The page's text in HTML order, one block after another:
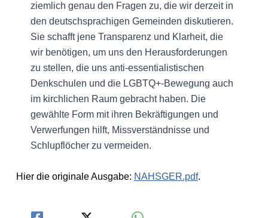
ziemlich genau den Fragen zu, die wir derzeit in
den deutschsprachigen Gemeinden diskutieren.
Sie schafft jene Transparenz und Klarheit, die
wir benötigen, um uns den Herausforderungen
zu stellen, die uns anti-essentialistischen
Denkschulen und die LGBTQ+-Bewegung auch
im kirchlichen Raum gebracht haben. Die
gewählte Form mit ihren Bekräftigungen und
Verwerfungen hilft, Missverständnisse und
Schlupflöcher zu vermeiden.
Hier die originale Ausgabe: NAHSGER.pdf.